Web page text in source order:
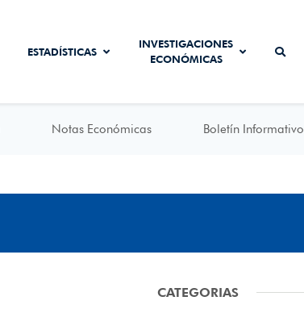
ESTADÍSTICAS
INVESTIGACIONES
ECONÓMICAS
Notas Económicas Boletín Informativo
CATEGORIAS